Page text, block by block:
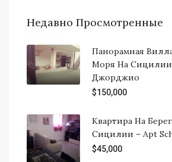
Недавно Просмотренные
Панорамная
Моря На
Джорджио
$150,000
Квартира На
Сицилии – Apt
$45,000